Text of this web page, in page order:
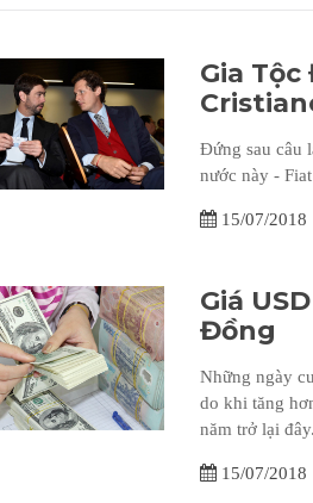
Gia
Đứng sau câu
nước này -
15/07/2018
Giá
Đồng
Những ngày
do khi tăng
năm trở lại đây.
15/07/2018